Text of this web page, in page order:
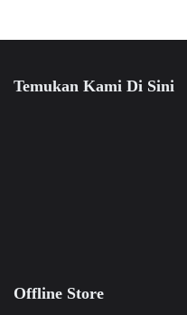
Temukan Kami Di Sini
Offline Store